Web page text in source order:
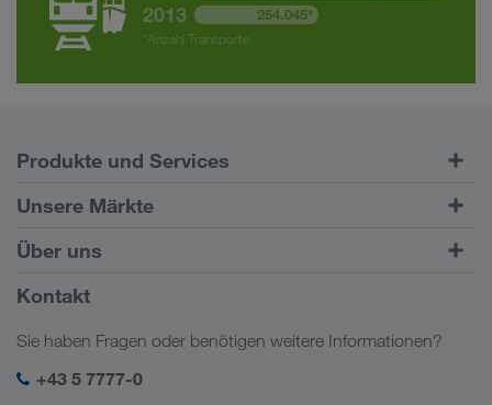
2013
254.045*
*Anzahl Transporte
Produkte und Services
Straßentransporte
Kundenportal CONNECT
Digitale Lösungen
Unsere Märkte
Europa
Kaukasus
Zentralasien
Naher Osten
Über uns
Firmeninformation
Soziale Verantwortung
SHEQ-Management
Kontakt
Sie haben Fragen oder benötigen weitere Informationen?
+43 5 7777-0